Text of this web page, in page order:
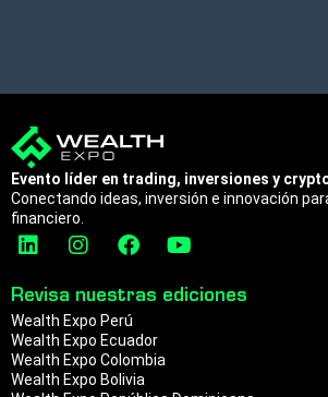
Evento líder en trading, inversiones y
Conectando ideas, inversión e innovación
financiero.
L
i
k
e
d
i
n
I
n
t
a
g
r
a
F
a
e
b
o
o
k
Y
o
u
t
Revisa nuestras ediciones
Wealth Expo Perú
Wealth Expo Ecuador
Wealth Expo Colombia
Wealth Expo Bolivia